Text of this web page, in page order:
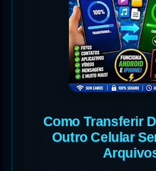
Como Transferir
Outro Celular